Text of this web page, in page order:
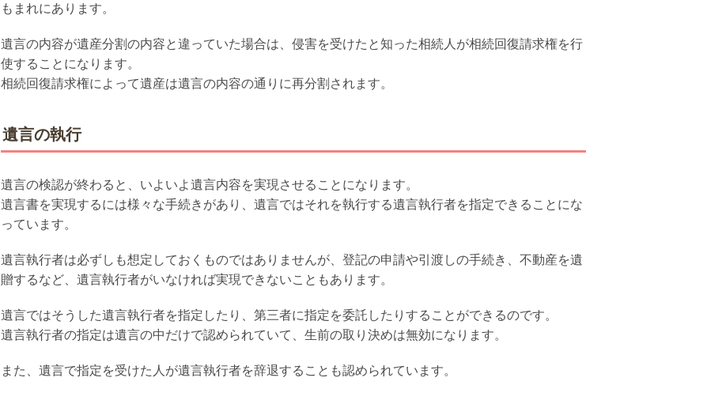
もまれにあります。
遺言の内容が遺産分割の内容と違っていた場合は、侵害を受けたと知った相続人が相続回復請求権を行
使することになります。
相続回復請求権によって遺産は遺言の内容の通りに再分割されます。
遺言の執行
遺言の検認が終わると、いよいよ遺言内容を実現させることになります。
遺言書を実現するには様々な手続きがあり、遺言ではそれを執行する遺言執行者を指定できることにな
っています。
遺言執行者は必ずしも想定しておくものではありませんが、登記の申請や引渡しの手続き、不動産を遺
贈するなど、遺言執行者がいなければ実現できないこともあります。
遺言ではそうした遺言執行者を指定したり、第三者に指定を委託したりすることができるのです。
遺言執行者の指定は遺言の中だけで認められていて、生前の取り決めは無効になります。
また、遺言で指定を受けた人が遺言執行者を辞退することも認められています。